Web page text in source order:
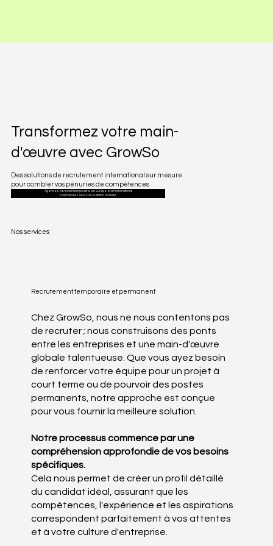
Transformez votre main-
d'œuvre avec GrowSo
Des solutions de recrutement international sur mesure
pour combler vos pénuries de compétences
Agences de travail temporaire en Europe et à l'international
Demandez une Consultation Gratuite
Nos services
Recrutement temporaire et permanent
Chez GrowSo, nous ne nous contentons pas
de recruter ; nous construisons des ponts
entre les entreprises et une main-d'œuvre
globale talentueuse. Que vous ayez besoin
de renforcer votre équipe pour un projet à
court terme ou de pourvoir des postes
permanents, notre approche est conçue
pour vous fournir la meilleure solution.
Notre processus commence par une
compréhension approfondie de vos besoins
spécifiques.
Cela nous permet de créer un profil détaillé
du candidat idéal, assurant que les
compétences, l'expérience et les aspirations
correspondent parfaitement à vos attentes
et à votre culture d'entreprise.